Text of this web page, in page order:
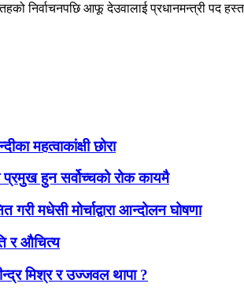
निर्वाचनपछि आफू देउवालाई प्रधानमन्त्री पद
महत्वाकांक्षी छोरा
प्रमुख हुन सर्वोच्चको रोक कायमै
गरी मधेसी मोर्चाद्वारा आन्दोलन घोषणा
र औचित्य
मिश्र र उज्जवल थापा ?